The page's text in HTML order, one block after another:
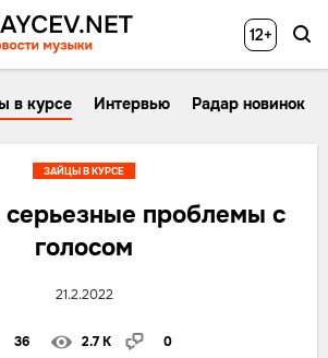
12+
в курсе Интервью Радар новинок
проблемы с
голосом
21.2.2022
36 2.7 K 0
ЗАЙЦЫ В КУРСЕ